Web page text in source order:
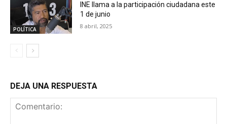
POLÍTICA
INE llama a la participación ciudadana este
1 de junio
8 abril, 2025
DEJA UNA RESPUESTA